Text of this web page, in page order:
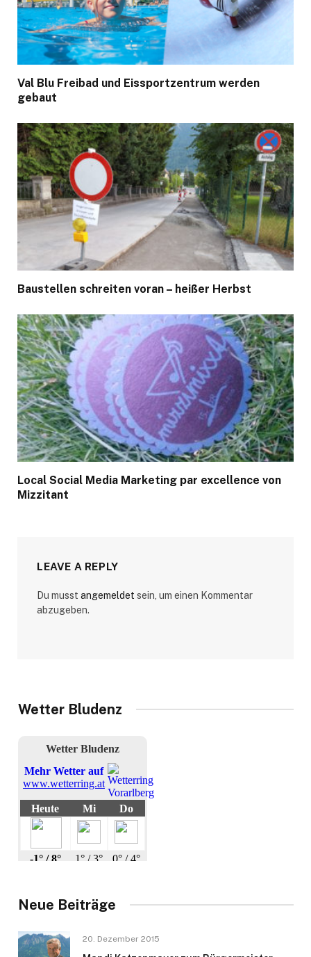
Val Blu Freibad und Eissportzentrum werden
gebaut
Baustellen schreiten voran – heißer Herbst
Local Social Media Marketing par excellence von
Mizzitant
LEAVE A REPLY
Du musst angemeldet sein, um einen Kommentar
abzugeben.
Wetter Bludenz
Neue Beiträge
20. Dezember 2015